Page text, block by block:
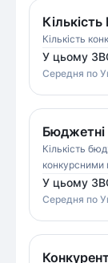
Кількість
У цьому
Середня по
Бюджетні
Кількість
конкурсними
У цьому
Середня по